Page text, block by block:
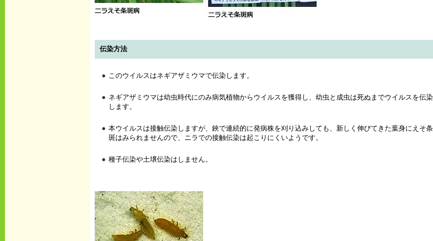
伝染方法
このウイルスはネギアザミウマで伝染します。
ネギアザミウマは幼虫時代にのみ病気植物からウイルスを獲得し、幼虫と成虫は死ぬまでウイルスを伝染
します。
本ウイルスは接触伝染しますが、鋏で連続的に発病株を刈り込みしても、新しく伸びてきた葉身にえそ条
斑はみられませんので、ニラでの接触伝染は起こりにくいようです。
種子伝染や土壌伝染はしません。